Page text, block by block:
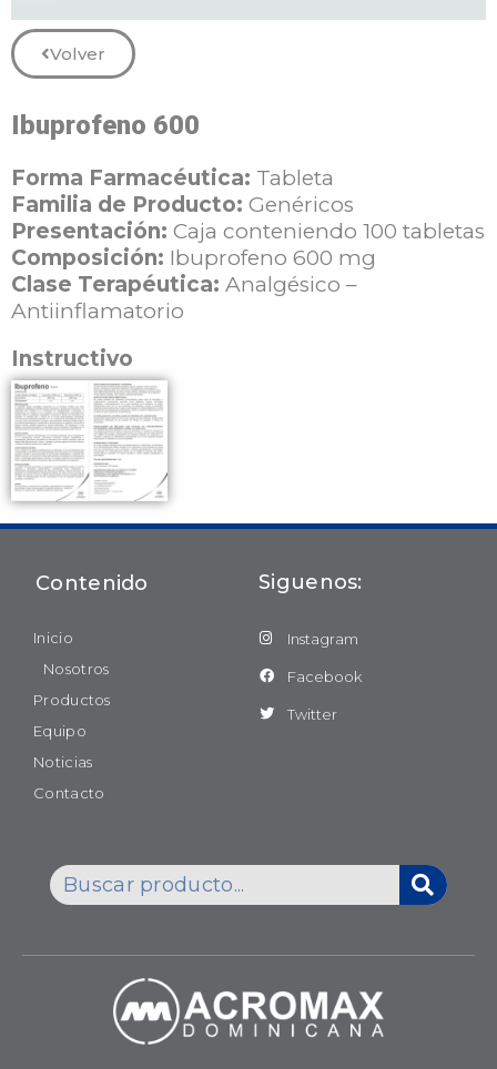
Volver
Ibuprofeno 600
Forma Farmacéutica: Tableta
Familia de Producto: Genéricos
Presentación: Caja conteniendo 100 tabletas
Composición: Ibuprofeno 600 mg
Clase Terapéutica: Analgésico –
Antiinflamatorio
Instructivo
Contenido
Inicio
Nosotros
Productos
Equipo
Noticias
Contacto
Siguenos:
Instagram
Facebook
Twitter